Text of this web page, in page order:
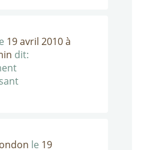
19 avril 2010 à
dit:
le 19